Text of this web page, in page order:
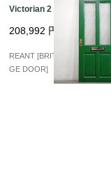
Victorian 2 Glass
208,992 円
REANT [BRITISH VINTA
GE DOOR]